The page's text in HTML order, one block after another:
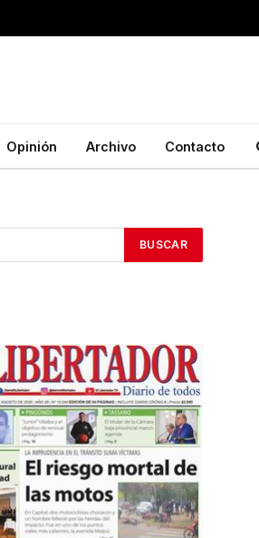
Opinión Archivo Contacto